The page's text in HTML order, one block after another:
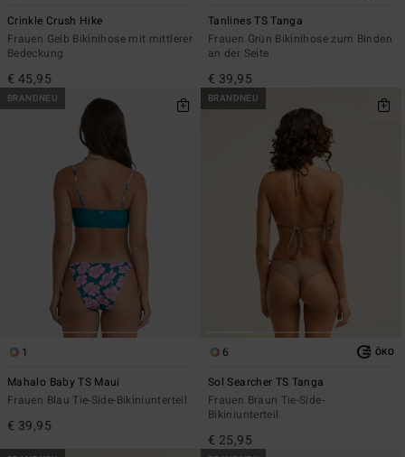
Crinkle Crush Hike
Frauen Gelb Bikinihose mit mittlerer
Bedeckung
€ 45,95
Tanlines TS Tanga
Frauen Grün Bikinihose zum Binden
an der Seite
€ 39,95
BRANDNEU
1
Mahalo Baby TS Maui
Frauen Blau Tie-Side-Bikiniunterteil
€ 39,95
BRANDNEU
6 ÖKO
Sol Searcher TS Tanga
Frauen Braun Tie-Side-
Bikiniunterteil
€ 25,95